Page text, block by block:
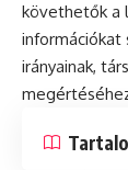
követhetők a
irányainak,